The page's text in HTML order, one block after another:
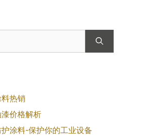
热销
价格解析
涂料-保护你的工业设备